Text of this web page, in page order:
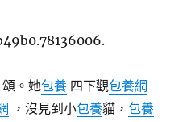
頌。她包養 四下觀包養網
，沒見到小包養貓，包養